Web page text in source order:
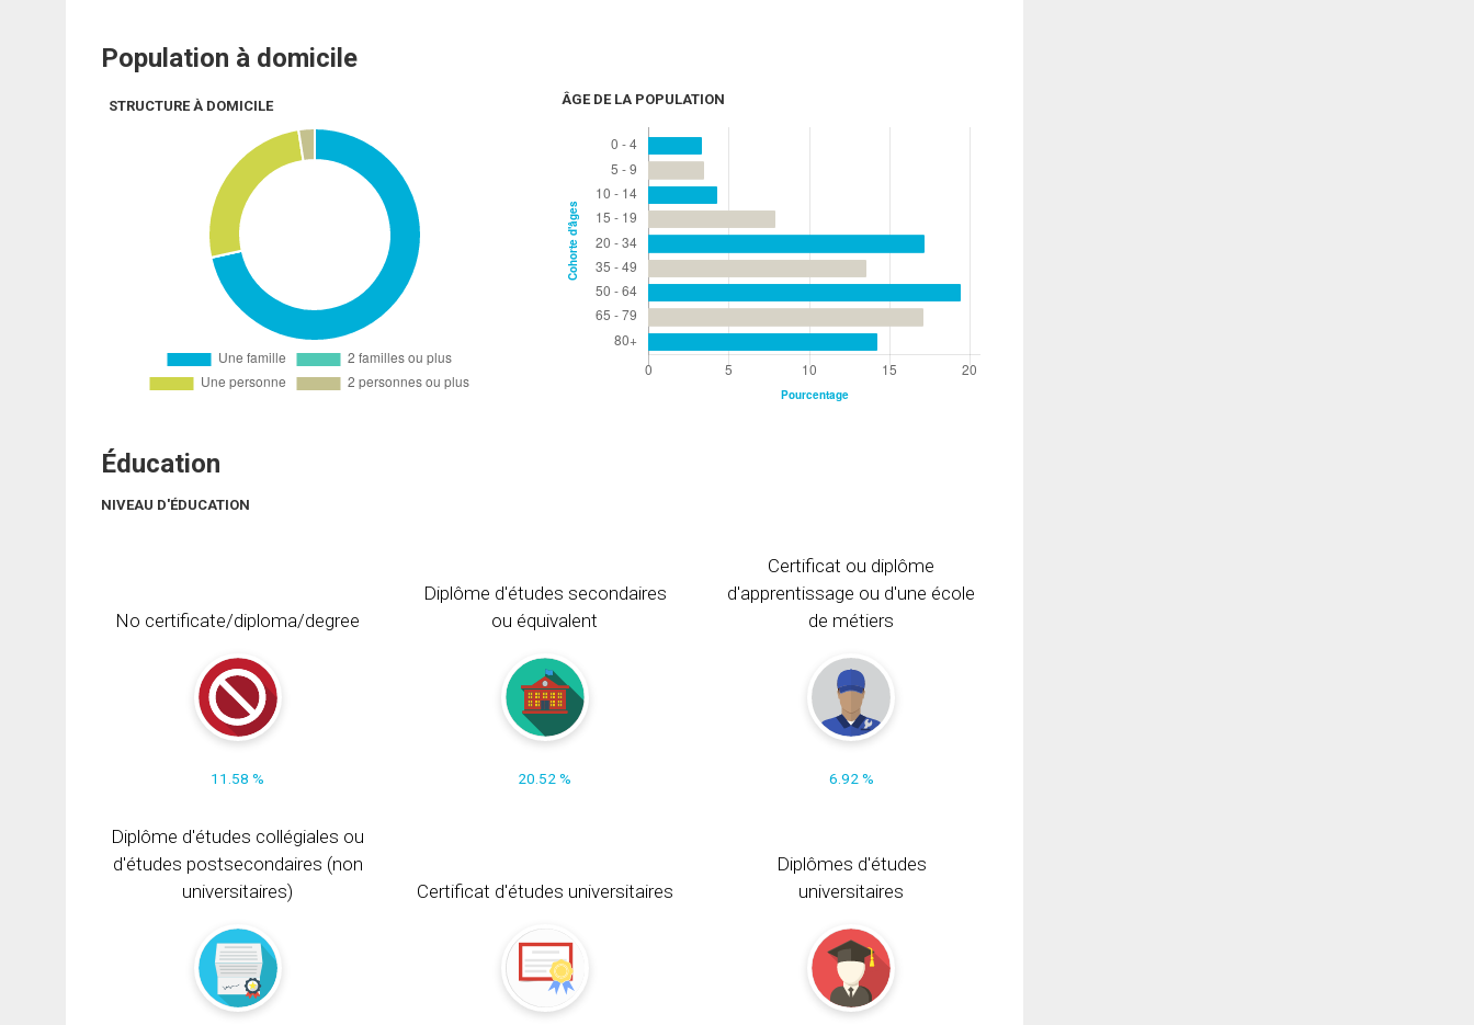
Population à domicile
STRUCTURE À DOMICILE ÂGE DE LA POPULATION
Éducation
NIVEAU D'ÉDUCATION
No certificate/diploma/degree
11.58 %
Diplôme d'études secondaires
ou équivalent
20.52 %
Certificat ou diplôme
d'apprentissage ou d'une école
de métiers
6.92 %
Diplôme d'études collégiales ou
d'études postsecondaires (non
universitaires)
Certificat d'études universitaires
Diplômes d'études
universitaires